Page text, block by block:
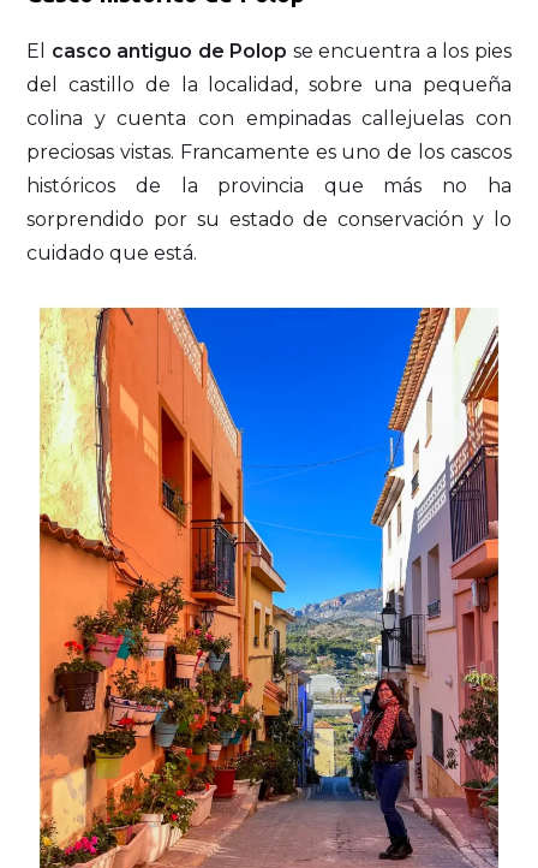
El casco antiguo de Polop se encuentra a los pies
del castillo de la localidad, sobre una pequeña
colina y cuenta con empinadas callejuelas con
preciosas vistas. Francamente es uno de los cascos
históricos de la provincia que más no ha
sorprendido por su estado de conservación y lo
cuidado que está.